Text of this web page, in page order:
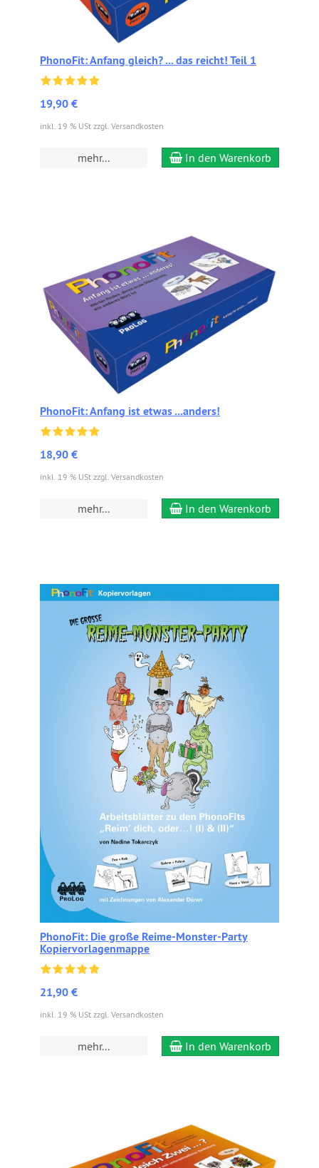
PhonoFit: Anfang gleich? ... das reicht! Teil 1
19,90 €
inkl. 19 % USt zzgl. Versandkosten
mehr... In den Warenkorb
PhonoFit: Anfang ist etwas ...anders!
18,90 €
inkl. 19 % USt zzgl. Versandkosten
mehr... In den Warenkorb
PhonoFit: Die große Reime-Monster-Party
Kopiervorlagenmappe
21,90 €
inkl. 19 % USt zzgl. Versandkosten
mehr... In den Warenkorb